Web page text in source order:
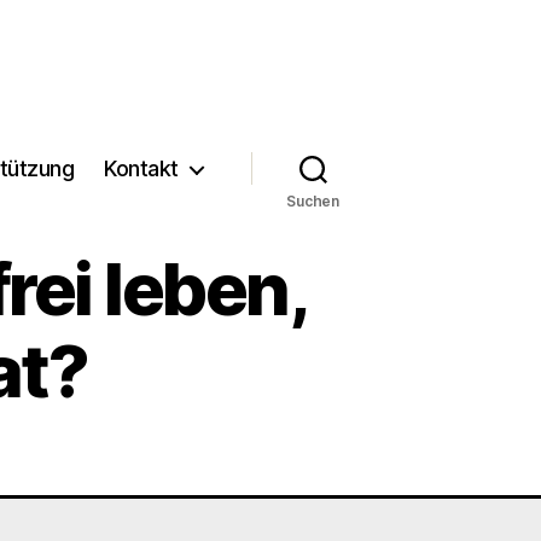
Kontakt
Suchen
leben,